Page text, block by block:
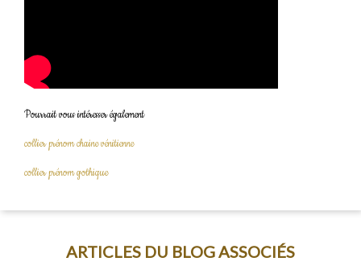
Pourrait vous intéresser également
collier prénom chaine vénitienne
collier prénom gothique
ARTICLES DU BLOG ASSOCIÉS